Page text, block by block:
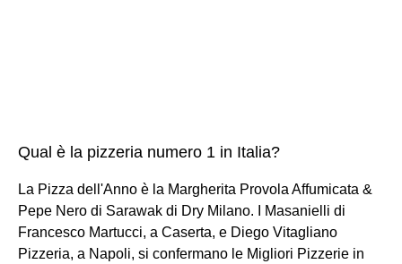
Qual è la pizzeria numero 1 in Italia?
La Pizza dell'Anno è la Margherita Provola Affumicata &
Pepe Nero di Sarawak di Dry Milano. I Masanielli di
Francesco Martucci, a Caserta, e Diego Vitagliano
Pizzeria, a Napoli, si confermano le Migliori Pizzerie in